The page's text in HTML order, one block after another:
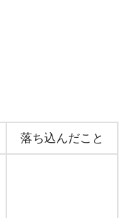
落ち込んだこと